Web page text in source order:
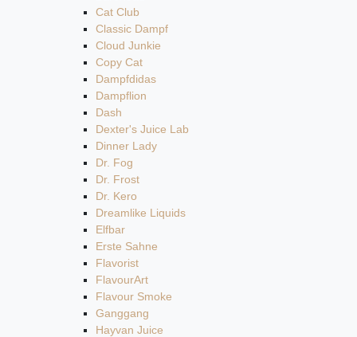
Cat Club
Classic Dampf
Cloud Junkie
Copy Cat
Dampfdidas
Dampflion
Dash
Dexter's Juice Lab
Dinner Lady
Dr. Fog
Dr. Frost
Dr. Kero
Dreamlike Liquids
Elfbar
Erste Sahne
Flavorist
FlavourArt
Flavour Smoke
Ganggang
Hayvan Juice